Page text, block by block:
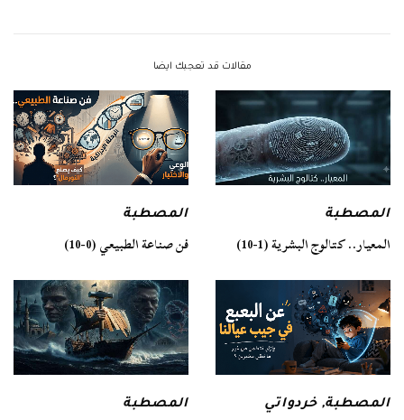
مقالات قد تعجبك ايضا
المصطبة
المعيار.. كتالوج البشرية (1-10)
المصطبة
فن صناعة الطبيعي (0-10)
المصطبة,خردواتي المصطبة